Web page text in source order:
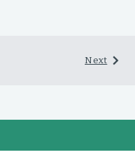
Next